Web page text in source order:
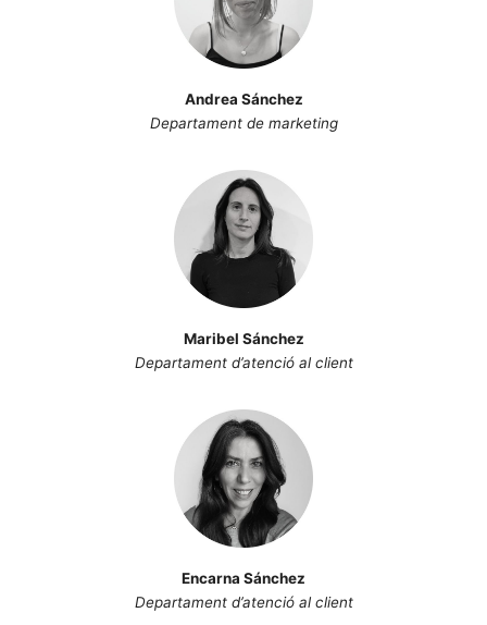
Andrea Sánchez
Departament de marketing
Maribel Sánchez
Departament d’atenció al client
Encarna Sánchez
Departament d’atenció al client